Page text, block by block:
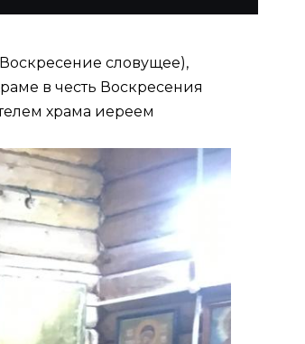
словущее),
в честь Воскресения
храма иереем